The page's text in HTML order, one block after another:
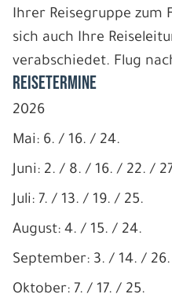
Ihrer Reisegruppe zum
sich auch Ihre
verabschiedet. Flug
Reisetermine
2026
Mai: 6. / 16. / 24.
Juni: 2. / 8. / 16. / 22. /
Juli: 7. / 13. / 19. / 25.
August: 4. / 15. / 24.
September: 3. / 14. / 26.
Oktober: 7. / 17. / 25.